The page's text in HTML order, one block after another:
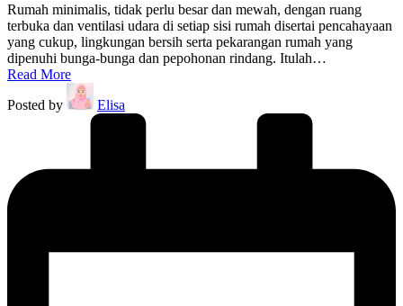
Rumah minimalis, tidak perlu besar dan mewah, dengan ruang
terbuka dan ventilasi udara di setiap sisi rumah disertai pencahayaan
yang cukup, lingkungan bersih serta pekarangan rumah yang
dipenuhi bunga-bunga dan pepohonan rindang. Itulah…
Read More
Posted by
Elisa